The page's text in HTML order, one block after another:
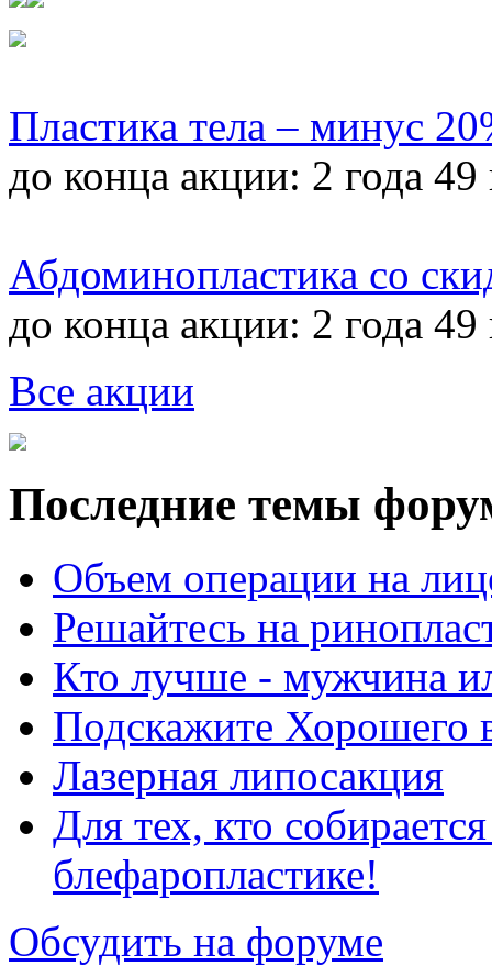
Пластика тела – минус
до конца акции: 2 года 49
Абдоминопластика со
до конца акции: 2 года 49
Все акции
Последние темы
Объем операции на
Решайтесь на
Кто лучше - мужчина
Подскажите Хорошего
Лазерная липосакция
Для тех, кто
блефаропластике!
Обсудить на форуме